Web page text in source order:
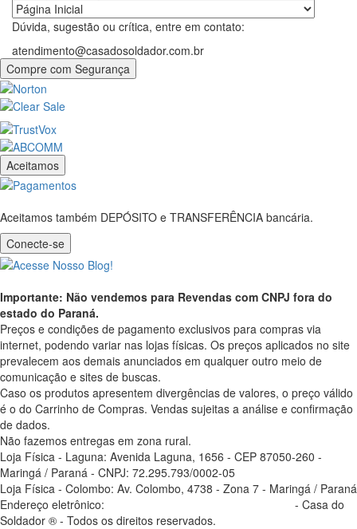
Dúvida, sugestão ou crítica, entre em contato:
atendimento@casadosoldador.com.br
Compre com Segurança
Aceitamos
Aceitamos também DEPÓSITO e TRANSFERÊNCIA bancária.
Conecte-se
Importante: Não vendemos para Revendas com CNPJ fora do
estado do Paraná.
Preços e condições de pagamento exclusivos para compras via
internet, podendo variar nas lojas físicas. Os preços aplicados no site
prevalecem aos demais anunciados em qualquer outro meio de
comunicação e sites de buscas.
Caso os produtos apresentem divergências de valores, o preço válido
é o do Carrinho de Compras. Vendas sujeitas a análise e confirmação
de dados.
Não fazemos entregas em zona rural.
Loja Física - Laguna: Avenida Laguna, 1656 - CEP 87050-260 -
Maringá / Paraná - CNPJ: 72.295.793/0002-05
Loja Física - Colombo: Av. Colombo, 4738 - Zona 7 - Maringá / Paraná
Endereço eletrônico:
- Casa do
Soldador ® - Todos os direitos reservados.